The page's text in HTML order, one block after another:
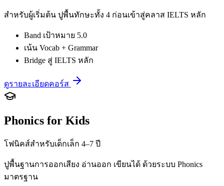
สำหรับผู้เริ่มต้น ปูพื้นทักษะทั้ง 4 ก่อนเข้าสู่คลาส IELTS หลัก
Band เป้าหมาย 5.0
เน้น Vocab + Grammar
Bridge สู่ IELTS หลัก
ดูรายละเอียดคอร์ส
Phonics for Kids
โฟนิคส์สำหรับเด็กเล็ก 4–7 ปี
ปูพื้นฐานการออกเสียง อ่านออก เขียนได้ ด้วยระบบ Phonics
มาตรฐาน